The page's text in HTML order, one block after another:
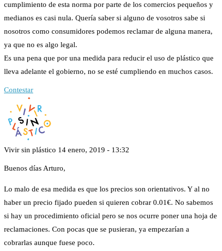
cumplimiento de esta norma por parte de los comercios pequeños y
medianos es casi nula. Quería saber si alguno de vosotros sabe si
nosotros como consumidores podemos reclamar de alguna manera,
ya que no es algo legal.
Es una pena que por una medida para reducir el uso de plástico que
lleva adelante el gobierno, no se esté cumpliendo en muchos casos.
Contestar
Vivir sin plástico 14 enero, 2019 - 13:32
Buenos días Arturo,
Lo malo de esa medida es que los precios son orientativos. Y al no
haber un precio fijado pueden si quieren cobrar 0.01€. No sabemos
si hay un procedimiento oficial pero se nos ocurre poner una hoja de
reclamaciones. Con pocas que se pusieran, ya empezarían a
cobrarlas aunque fuese poco.